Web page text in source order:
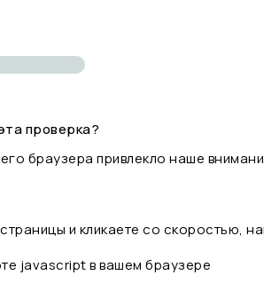
проверка?
браузера привлекло наше
и кликаете со скоростью,
javascript в вашем браузере